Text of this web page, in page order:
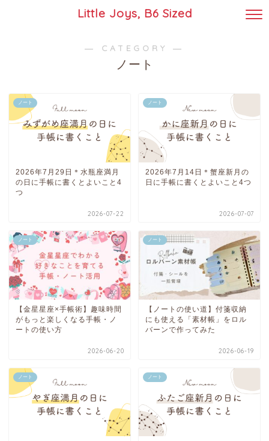
Little Joys, B6 Sized
― CATEGORY ―
ノート
ノート
2026年7月29日＊水瓶座満月
の日に手帳に書くとよいこと4
つ
2026-07-22
ノート
2026年7月14日＊蟹座新月の
日に手帳に書くとよいこと4つ
2026-07-07
ノート
【金星星座×手帳術】趣味時間
がもっと楽しくなる手帳・ノ
ートの使い方
2026-06-20
ノート
【ノートの使い道】付箋収納
にも使える「素材帳」をロル
バーンで作ってみた
2026-06-19
ノート ノート